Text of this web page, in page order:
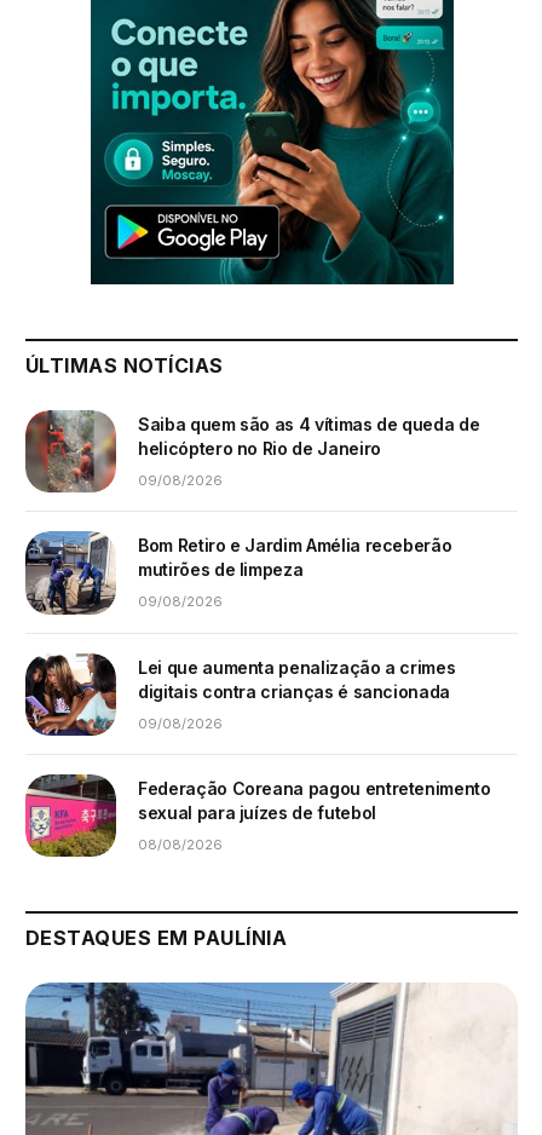
ÚLTIMAS NOTÍCIAS
Saiba quem são as 4 vítimas de queda de
helicóptero no Rio de Janeiro
09/08/2026
Bom Retiro e Jardim Amélia receberão
mutirões de limpeza
09/08/2026
Lei que aumenta penalização a crimes
digitais contra crianças é sancionada
09/08/2026
Federação Coreana pagou entretenimento
sexual para juízes de futebol
08/08/2026
DESTAQUES EM PAULÍNIA